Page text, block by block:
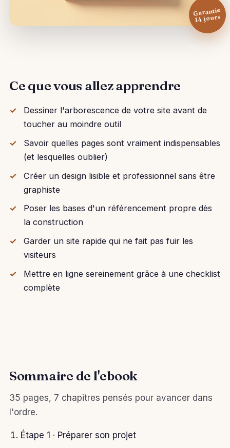
Garantie
14 jours
Ce que vous allez apprendre
Dessiner l'arborescence de votre site avant de
toucher au moindre outil
Savoir quelles pages sont vraiment indispensables
(et lesquelles oublier)
Créer un design lisible et professionnel sans être
graphiste
Poser les bases d'un référencement propre dès
la construction
Garder un site rapide qui ne fait pas fuir les
visiteurs
Mettre en ligne sereinement grâce à une checklist
complète
Sommaire de l'ebook
35 pages, 7 chapitres pensés pour avancer dans
l'ordre.
Étape 1 · Préparer son projet